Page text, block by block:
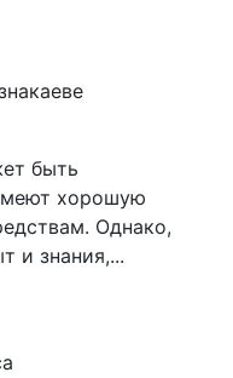
быть
хорошую
Однако,
и знания,...